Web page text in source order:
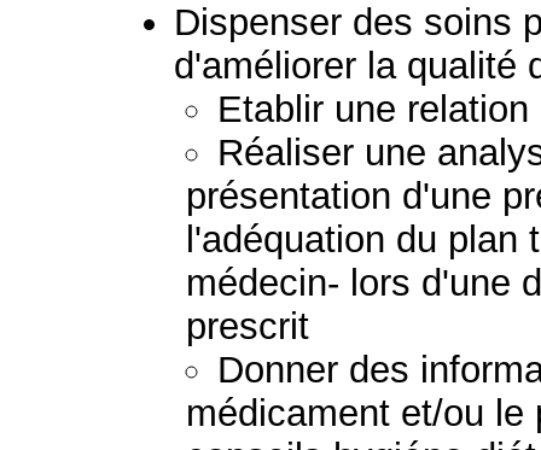
Dispenser des soins
d'améliorer la qualité
Etablir une
Réaliser une
présentation d'une
l'adéquation du plan
médecin- lors d'une
prescrit
Donner des
médicament et/ou